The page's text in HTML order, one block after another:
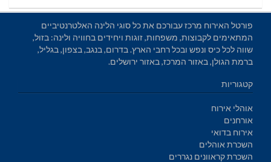
פורטל האירוח מרכז עבורכם את כל סוגי הלינה האלטרנטיביים
המתאימים לקבוצות, משפחות, זוגות ויחידים בחוויה ולינה: בזול,
שווה לכל כיס ונפש ובכל רחבי הארץ. בדרום, בנגב, בצפון, בגליל,
ברמת הגולן, באזור המרכז, באזור ירושלים.
קטגוריות
אוהלי אירוח
אורחנים
אירוח בדואי
השכרת אוהלים
השכרת קראוונים נגררים